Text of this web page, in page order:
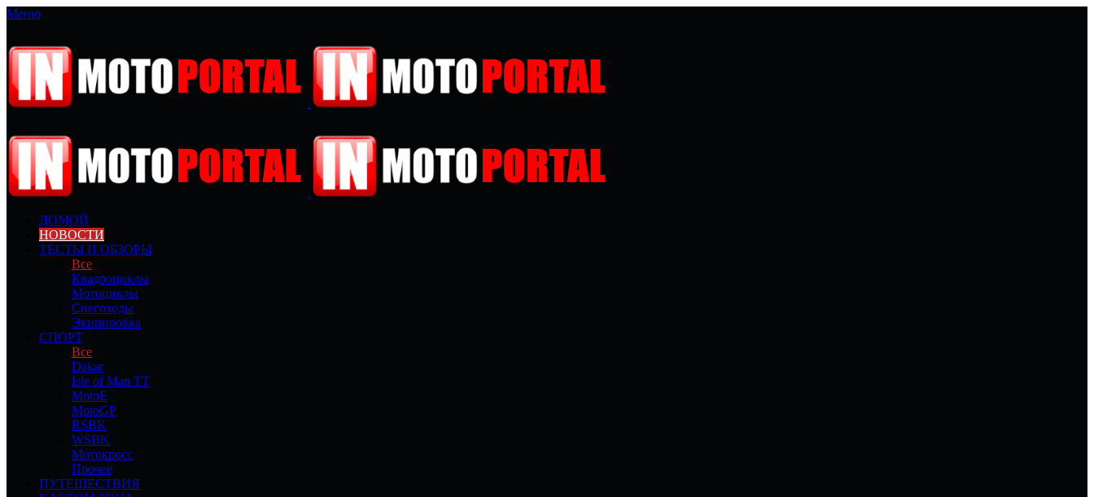
Меню
ДОМОЙ
НОВОСТИ
ТЕСТЫ И ОБЗОРЫ
Все
Квадроциклы
Мотоциклы
Снегоходы
Экипировка
СПОРТ
Все
Dakar
Isle of Man TT
MotoE
MotoGP
RSBK
WSBK
Мотокросс
Прочее
ПУТЕШЕСТВИЯ